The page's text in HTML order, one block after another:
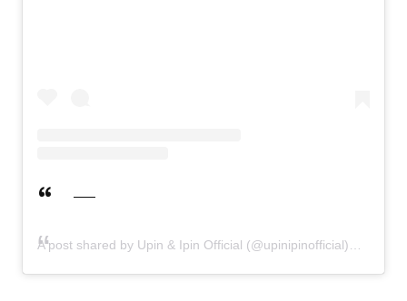
A post shared by Upin & Ipin Official (@upinipinofficial)